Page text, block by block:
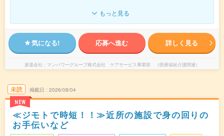
もっと見る
気になる! 応募へ進む 詳しく見る
派遣会社 マンパワーグループ株式会社 ケアサービス事業部 （医療福祉介護関連）
未読
NEW
掲載日 2026/08/04
≪ジモトで時短！！≫近所の施設で身の回りの
お手伝いなど